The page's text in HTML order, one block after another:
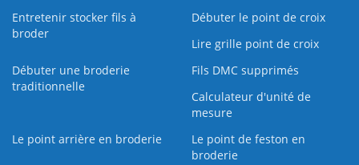
Entretenir stocker fils à
broder
Débuter le point de croix
Lire grille point de croix
Débuter une broderie
traditionnelle
Fils DMC supprimés
Calculateur d'unité de
mesure
Le point arrière en broderie
Le point de feston en
broderie